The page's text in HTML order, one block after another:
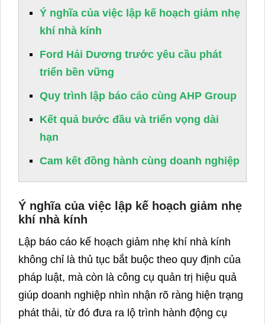
Ý nghĩa của việc lập kế hoạch giảm nhẹ
khí nhà kính
Ford Hải Dương trước yêu cầu phát
triển bền vững
Quy trình lập báo cáo cùng AHP Group
Kết quả bước đầu và triển vọng dài
hạn
Cam kết đồng hành cùng doanh nghiệp
Ý nghĩa của việc lập kế hoạch giảm nhẹ
khí nhà kính
Lập báo cáo kế hoạch giảm nhẹ khí nhà kính
không chỉ là thủ tục bắt buộc theo quy định của
pháp luật, mà còn là công cụ quản trị hiệu quả
giúp doanh nghiệp nhìn nhận rõ ràng hiện trạng
phát thải, từ đó đưa ra lộ trình hành động cụ